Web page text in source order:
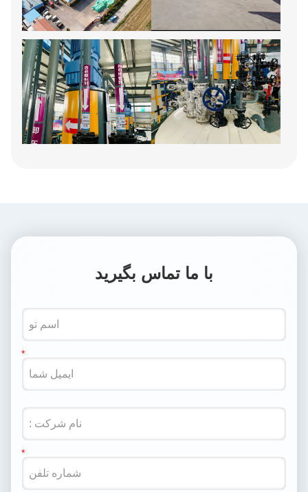
با ما تماس بگیرید